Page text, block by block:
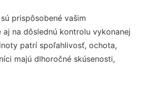
prispôsobené vašim
na dôslednú kontrolu vykonanej
patrí spoľahlivosť, ochota,
majú dlhoročné skúsenosti,